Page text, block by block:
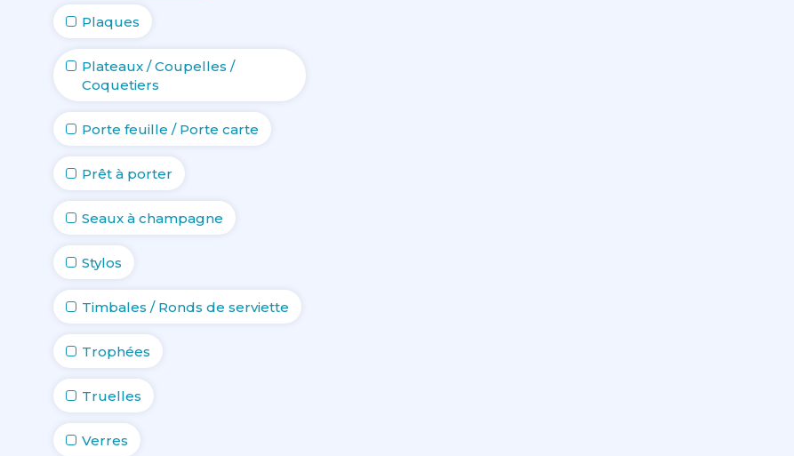
Plaques
Plateaux / Coupelles /
Coquetiers
Porte feuille / Porte carte
Prêt à porter
Seaux à champagne
Stylos
Timbales / Ronds de serviette
Trophées
Truelles
Verres